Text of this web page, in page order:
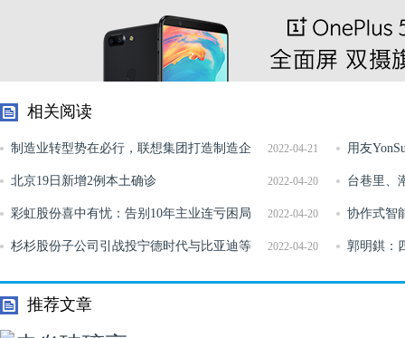
相关阅读
2022-04-21
制造业转型势在必行，联想集团打造制造企
业数字化标杆
用友
化转型水到
2022-04-20
北京19日新增2例本土确诊 台巷里、
2022-04-20
彩虹股份喜中有忧：告别10年主业连亏困局
液晶面板超长利好周期结束
协作式智
2022-04-20
杉杉股份子公司引战投宁德时代与比亚迪等
联袂入股
郭明錤：
自动对焦和
推荐文章